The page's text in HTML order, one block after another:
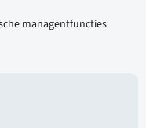
managentfuncties